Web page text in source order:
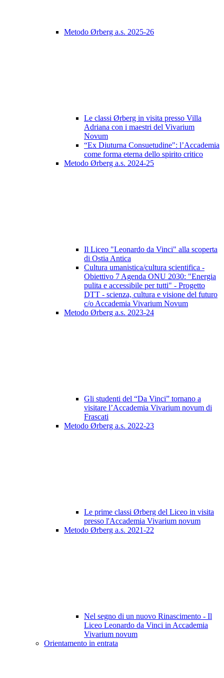
Metodo Ørberg a.s. 2025-26
Le classi Ørberg in visita presso Villa
Adriana con i maestri del Vivarium
Novum
“Ex Diuturna Consuetudine": l’Accademia
come forma eterna dello spirito critico
Metodo Ørberg a.s. 2024-25
Il Liceo "Leonardo da Vinci" alla scoperta
di Ostia Antica
Cultura umanistica/cultura scientifica -
Obiettivo 7 Agenda ONU 2030: "Energia
pulita e accessibile per tutti" - Progetto
DTT - scienza, cultura e visione del futuro
c/o Accademia Vivarium Novum
Metodo Ørberg a.s. 2023-24
Gli studenti del “Da Vinci” tornano a
visitare l’Accademia Vivarium novum di
Frascati
Metodo Ørberg a.s. 2022-23
Le prime classi Ørberg del Liceo in visita
presso l'Accademia Vivarium novum
Metodo Ørberg a.s. 2021-22
Nel segno di un nuovo Rinascimento - Il
Liceo Leonardo da Vinci in Accademia
Vivarium novum
Orientamento in entrata